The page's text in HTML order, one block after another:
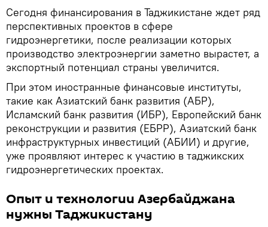
Сегодня финансирования в Таджикистане ждет ряд
перспективных проектов в сфере
гидроэнергетики, после реализации которых
производство электроэнергии заметно вырастет, а
экспортный потенциал страны увеличится.
При этом иностранные финансовые институты,
такие как Азиатский банк развития (АБР),
Исламский банк развития (ИБР), Европейский банк
реконструкции и развития (ЕБРР), Азиатский банк
инфраструктурных инвестиций (АБИИ) и другие,
уже проявляют интерес к участию в таджикских
гидроэнергетических проектах.
Опыт и технологии Азербайджана
нужны Таджикистану